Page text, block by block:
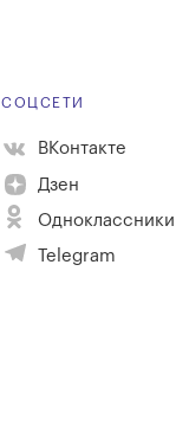
СОЦСЕТИ
ВКонтакте
Дзен
Одноклассники
Telegram